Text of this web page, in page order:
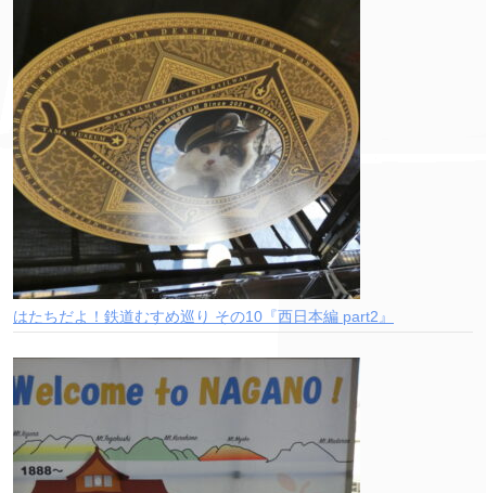
はたちだよ！鉄道むすめ巡り その10『西日本編 part2』